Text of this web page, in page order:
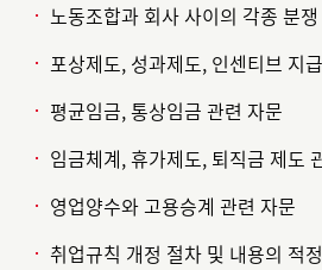
노동조합과 회사 사이의 각종 분
포상제도, 성과제도, 인센티브 지
평균임금, 통상임금 관련 자문
임금체계, 휴가제도, 퇴직금 제도
영업양수와 고용승계 관련 자문
취업규칙 개정 절차 및 내용의 적